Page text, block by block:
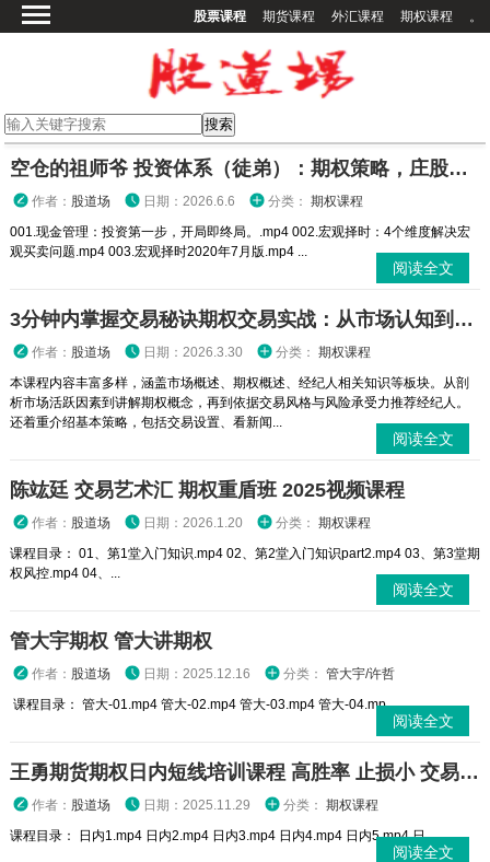
股票课程 期货课程 外汇课程 期权课程 。
期货课程
期权课程
外汇课程
高校课程
空仓的祖师爷 投资体系（徒弟）：期权策略，庄股策略
作者： 股道场 日期：2026.6.6 分类： 期权课程
001.现金管理：投资第一步，开局即终局。.mp4 002.宏观择时：4个维度解决宏
观买卖问题.mp4 003.宏观择时2020年7月版.mp4 ...
阅读全文
3分钟内掌握交易秘诀期权交易实战：从市场认知到策略执行全攻略
作者： 股道场 日期：2026.3.30 分类： 期权课程
本课程内容丰富多样，涵盖市场概述、期权概述、经纪人相关知识等板块。从剖
析市场活跃因素到讲解期权概念，再到依据交易风格与风险承受力推荐经纪人。
还着重介绍基本策略，包括交易设置、看新闻...
阅读全文
陈竑廷 交易艺术汇 期权重盾班 2025视频课程
作者： 股道场 日期：2026.1.20 分类： 期权课程
课程目录： 01、第1堂入门知识.mp4 02、第2堂入门知识part2.mp4 03、第3堂期
权风控.mp4 04、...
阅读全文
管大宇期权 管大讲期权
作者： 股道场 日期：2025.12.16 分类： 管大宇/许哲
课程目录： 管大-01.mp4 管大-02.mp4 管大-03.mp4 管大-04.mp...
阅读全文
王勇期货期权日内短线培训课程 高胜率 止损小 交易高手
作者： 股道场 日期：2025.11.29 分类： 期权课程
课程目录： 日内1.mp4 日内2.mp4 日内3.mp4 日内4.mp4 日内5.mp4 日...
阅读全文